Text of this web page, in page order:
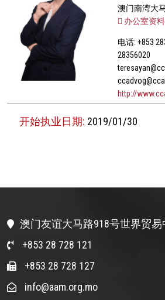
澳门南湾大
办公室资料
电话: +853
28356020
http://
开始执业日期: 2019/01/30
澳门友谊大马路918号世界贸易
+853 28 728 121
+853 28 728 127
info@aam.org.mo